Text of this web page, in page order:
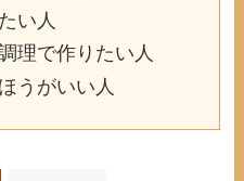
い人
理で作りたい人
うがいい人